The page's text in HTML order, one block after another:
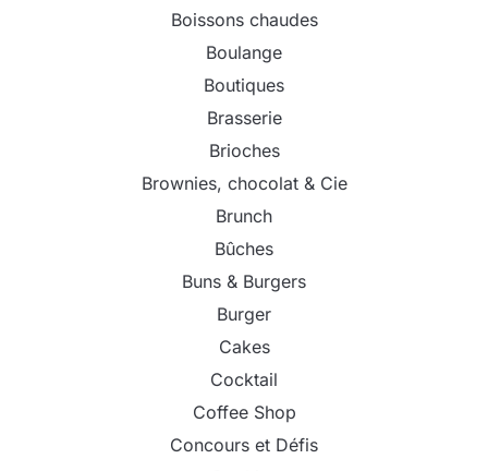
Boissons chaudes
Boulange
Boutiques
Brasserie
Brioches
Brownies, chocolat & Cie
Brunch
Bûches
Buns & Burgers
Burger
Cakes
Cocktail
Coffee Shop
Concours et Défis